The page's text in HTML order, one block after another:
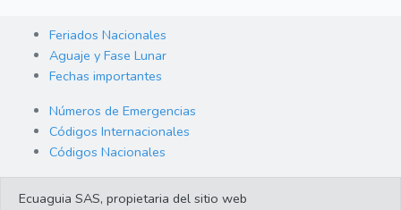
Feriados Nacionales
Aguaje y Fase Lunar
Fechas importantes
Números de Emergencias
Códigos Internacionales
Códigos Nacionales
Ecuaguia SAS, propietaria del sitio web